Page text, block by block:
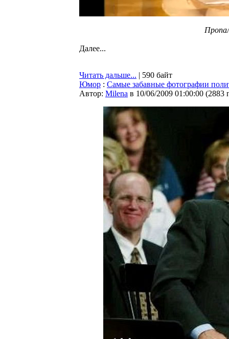
Далее...
Читать дальше... | 590 байт
Юмор : Самые забавные фотографии
Автор: Milena в 10/06/2009 01:00:00 (2883